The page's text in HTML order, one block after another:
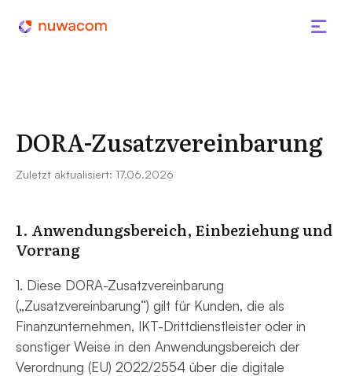
DORA-Zusatzvereinbarung
Zuletzt aktualisiert: 17.06.2026
1. Anwendungsbereich, Einbeziehung und
Vorrang
1. Diese DORA-Zusatzvereinbarung
(„Zusatzvereinbarung“) gilt für Kunden, die als
Finanzunternehmen, IKT-Drittdienstleister oder in
sonstiger Weise in den Anwendungsbereich der
Verordnung (EU) 2022/2554 über die digitale